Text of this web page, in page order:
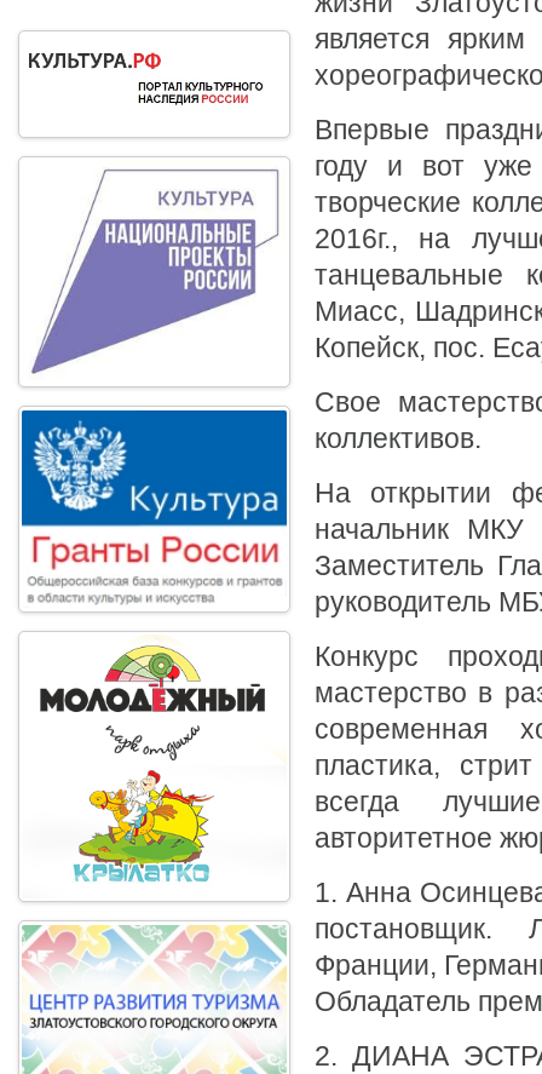
является
Впервые
году и вот уже
творческие
2016г., на
танцевальные
Миасс,
Копейск, пос.
Свое
коллективов.
На открытии
начальник
Заместитель
руководитель
Конкурс
мастерство в
современная
пластика,
всегда
авторитетное
1. Анна
постановщик.
Франции,
Обладатель
2. ДИАНА